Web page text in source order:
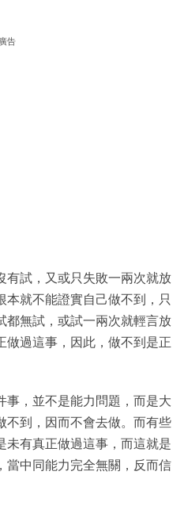
廣告
有試，又或只失敗一兩次就放
就不能證實自己做不到，只
都無試，或試一兩次就輕言放
做過這事，因此，做不到是正
事，並不是能力問題，而是大
不到，因而不會去做。而有些
未有真正做過這事，而這就是
當中同能力完全無關，反而信